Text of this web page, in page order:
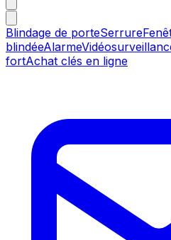
Blindage de porteSerrure
blindéeAlarme
fortAchat clés en ligne